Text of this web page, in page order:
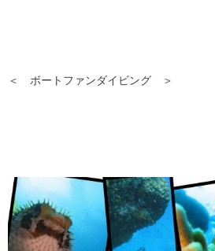
＜ ボートファンダイビング ＞